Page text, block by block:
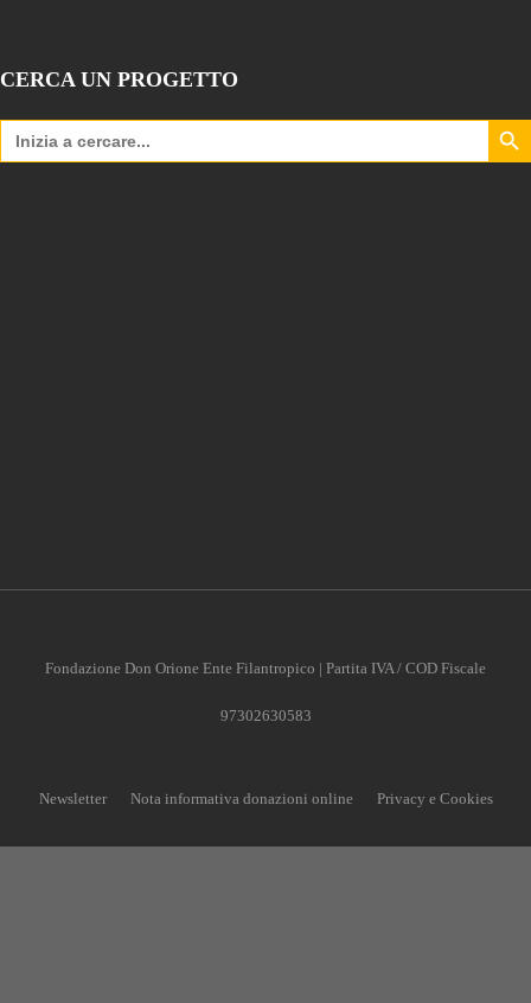
CERCA UN PROGETTO
Search
for:
Search
Fondazione Don Orione Ente Filantropico | Partita IVA / COD Fiscale
97302630583
Newsletter Nota informativa donazioni online Privacy e Cookies